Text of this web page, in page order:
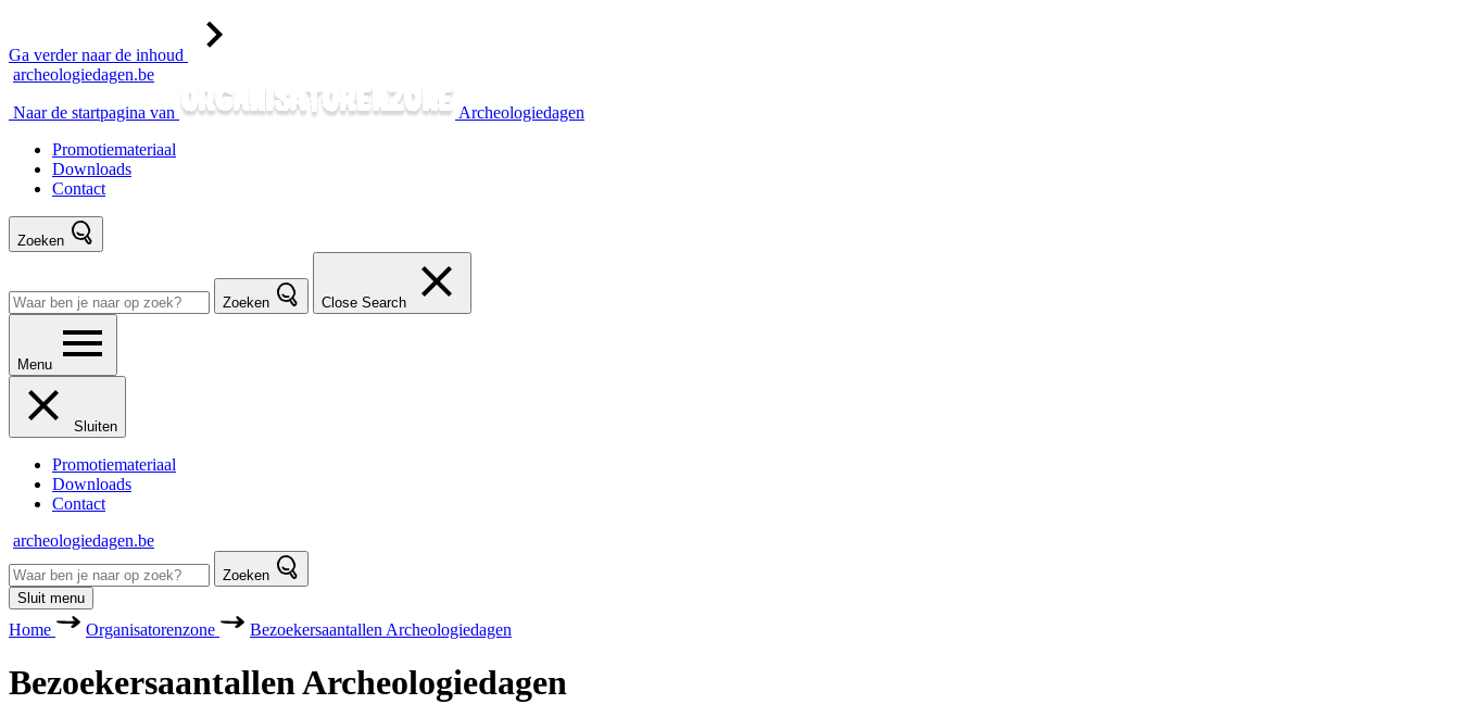
Ga verder naar de inhoud
archeologiedagen.be
Naar de startpagina van
Archeologiedagen
Promotiemateriaal
Downloads
Contact
Zoeken
Zoeken Close Search
Menu
Sluiten
Promotiemateriaal
Downloads
Contact
archeologiedagen.be
Zoeken
Sluit menu
Home Organisatorenzone Bezoekersaantallen Archeologiedagen
Be­zoe­kers­aan­tal­len Ar­che­o­lo­gie­da­gen